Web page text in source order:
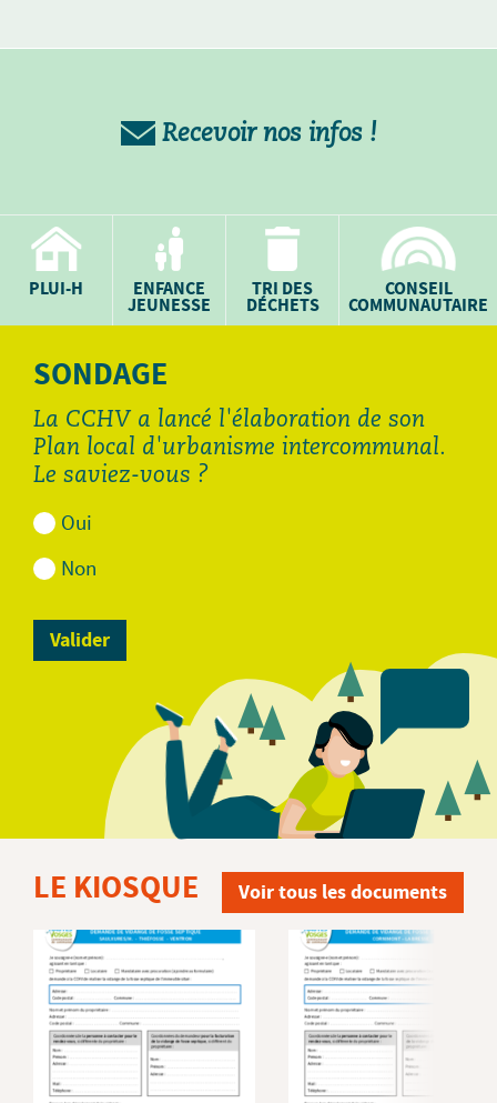
PLUI-H ENFANCE
JEUNESSE
TRI DES
DÉCHETS
CONSEIL
COMMUNAUTAIRE
Recevoir nos infos !
SONDAGE
La CCHV a lancé l'élaboration de son
Plan local d'urbanisme intercommunal.
Le saviez-vous ?
Oui
Non
LE KIOSQUE Voir tous les documents